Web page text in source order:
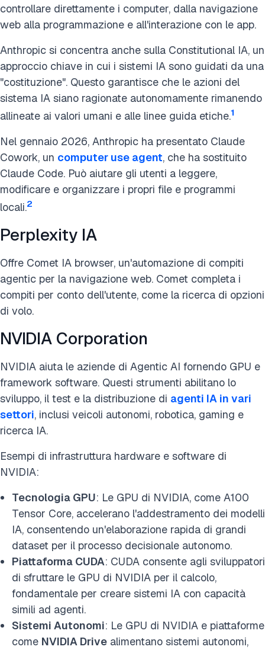
controllare direttamente i computer, dalla navigazione
web alla programmazione e all'interazione con le app.
Anthropic si concentra anche sulla Constitutional IA, un
approccio chiave in cui i sistemi IA sono guidati da una
"costituzione". Questo garantisce che le azioni del
sistema IA siano ragionate autonomamente rimanendo
allineate ai valori umani e alle linee guida etiche.1
Nel gennaio 2026, Anthropic ha presentato Claude
Cowork, un computer use agent, che ha sostituito
Claude Code. Può aiutare gli utenti a leggere,
modificare e organizzare i propri file e programmi
locali.2
Perplexity IA
Offre Comet IA browser, un'automazione di compiti
agentic per la navigazione web. Comet completa i
compiti per conto dell'utente, come la ricerca di opzioni
di volo.
NVIDIA Corporation
NVIDIA aiuta le aziende di Agentic AI fornendo GPU e
framework software. Questi strumenti abilitano lo
sviluppo, il test e la distribuzione di agenti IA in vari
settori, inclusi veicoli autonomi, robotica, gaming e
ricerca IA.
Esempi di infrastruttura hardware e software di
NVIDIA:
Tecnologia GPU: Le GPU di NVIDIA, come A100
Tensor Core, accelerano l'addestramento dei modelli
IA, consentendo un'elaborazione rapida di grandi
dataset per il processo decisionale autonomo.
Piattaforma CUDA: CUDA consente agli sviluppatori
di sfruttare le GPU di NVIDIA per il calcolo,
fondamentale per creare sistemi IA con capacità
simili ad agenti.
Sistemi Autonomi: Le GPU di NVIDIA e piattaforme
come NVIDIA Drive alimentano sistemi autonomi,